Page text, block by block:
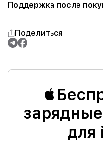
Поддержка после
Поделиться
для